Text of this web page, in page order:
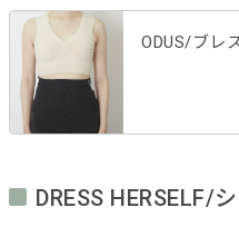
ODUS/ブレ
DRESS HERSELF/